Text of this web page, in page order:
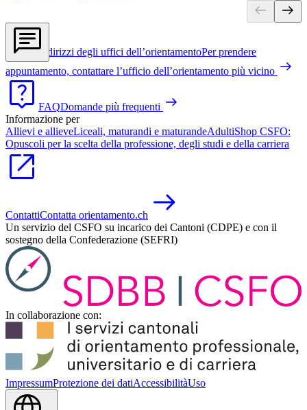
Indirizzi degli uffici dell’orientamentoPer prendere
appuntamento, contattare l’ufficio dell’orientamento più vicino
FAQDomande più frequenti
Informazione per
Allievi e allieveLiceali, maturandi e maturandeAdultiShop CSFO:
Opuscoli per la scelta della professione, degli studi e della carriera
ContattiContatta orientamento.ch
Un servizio del CSFO su incarico dei Cantoni (CDPE) e con il
sostegno della Confederazione (SEFRI)
In collaborazione con:
ImpressumProtezione dei datiAccessibilitàUso